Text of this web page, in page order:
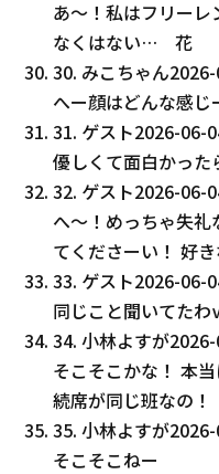
あ〜！私はフリー
なくはない… 花
30. みこちゃん
へー顔はどんな感じ
31. ゲスト2026-06-
優しくて面白かっ
32. ゲスト2026-06-
へ〜！めっちゃ失
てくださーい！ 好
33. ゲスト2026-06-
同じこと聞いてた
34. 小林よすが
そこそこかな！ 本
続席が同じ班なの！
35. 小林よすが
そこそこねー